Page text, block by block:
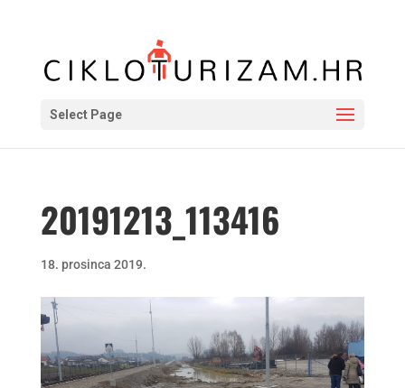
Select Page
20191213_113416
18. prosinca 2019.